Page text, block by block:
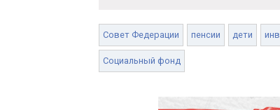
Совет Федерации пенсии дети
Социальный фонд